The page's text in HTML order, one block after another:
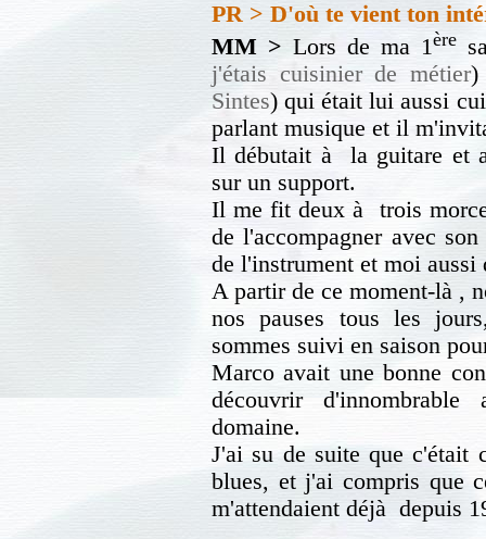
PR > D'où te vient ton
MM > Lors de ma 1ère
j'étais cuisinier de métier)
Sintes) qui était lui aussi
parlant musique et il
Il débutait à la guitare et
sur un support.
Il me fit deux à trois
de l'accompagner avec
de l'instrument et moi aussi
A partir de ce moment-là ,
nos pauses tous les
sommes suivi en saison
Marco avait une bonne
découvrir
domaine.
J'ai su de suite que c'était
blues, et j'ai compris que
m'attendaient déjà depuis